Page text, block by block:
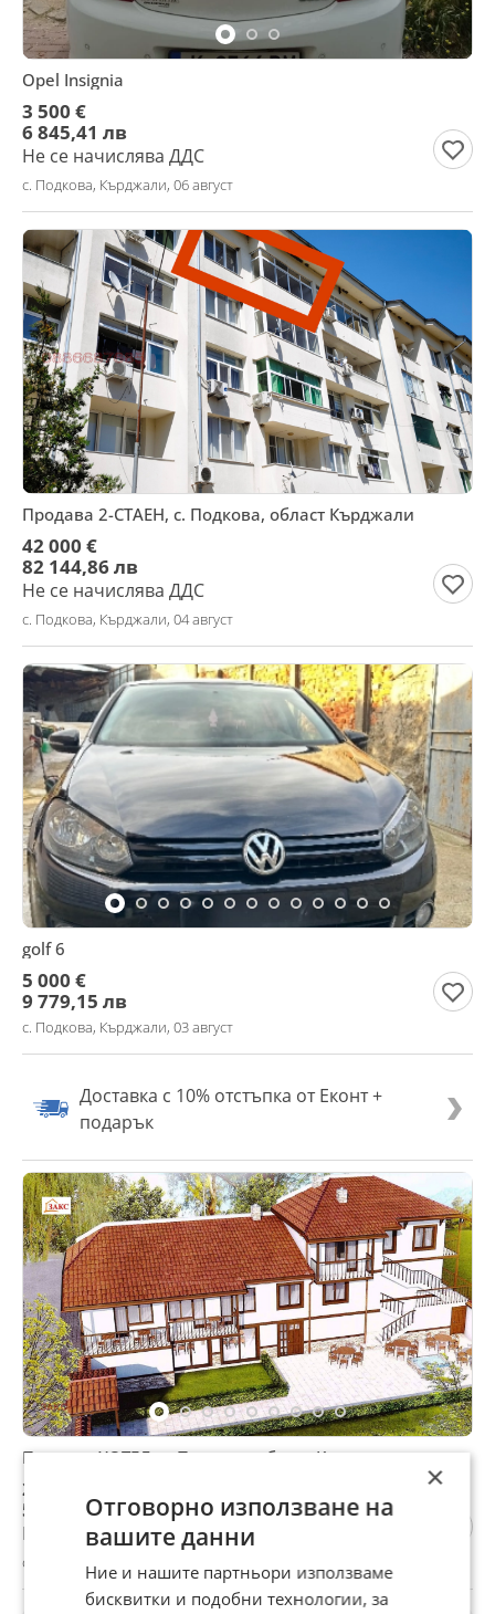
Opel Insignia
3 500 €
6 845,41 лв
Не се начислява ДДС
с. Подкова, Кърджали, 06 август
Продава 2-СТАЕН, с. Подкова, област Кърджали
42 000 €
82 144,86 лв
Не се начислява ДДС
с. Подкова, Кърджали, 04 август
golf 6
5 000 €
9 779,15 лв
с. Подкова, Кърджали, 03 август
Доставка с 10% отстъпка от Еконт +
подарък
Продава ХОТЕЛ, с. Подкова, област Кърджали
280 000 €
547 632,40 лв
Не се начислява ДДС
с. Подкова, Кърджали, 31 юли
×
Отговорно използване на
вашите данни
Ние и нашите партньори използваме
бисквитки и подобни технологии, за